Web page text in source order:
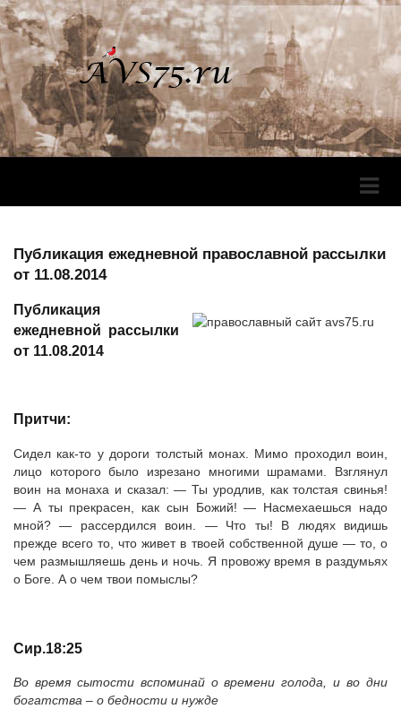
Публикация ежедневной православной рассылки
от 11.08.2014
Публикация
ежедневной рассылки
от 11.08.2014
Притчи:
Сидел как-то у дороги толстый монах. Мимо проходил воин,
лицо которого было изрезано многими шрамами. Взглянул
воин на монаха и сказал: — Ты уродлив, как толстая свинья!
— А ты прекрасен, как сын Божий! — Насмехаешься надо
мной? — рассердился воин. — Что ты! В людях видишь
прежде всего то, что живет в твоей собственной душе — то, о
чем размышляешь день и ночь. Я провожу время в раздумьях
о Боге. А о чем твои помыслы?
Сир.18:25
Во время сытости вспоминай о времени голода, и во дни
богатства – о бедности и нужде